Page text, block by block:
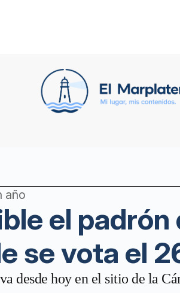
año
el
se vota el
desde hoy en el sitio de la